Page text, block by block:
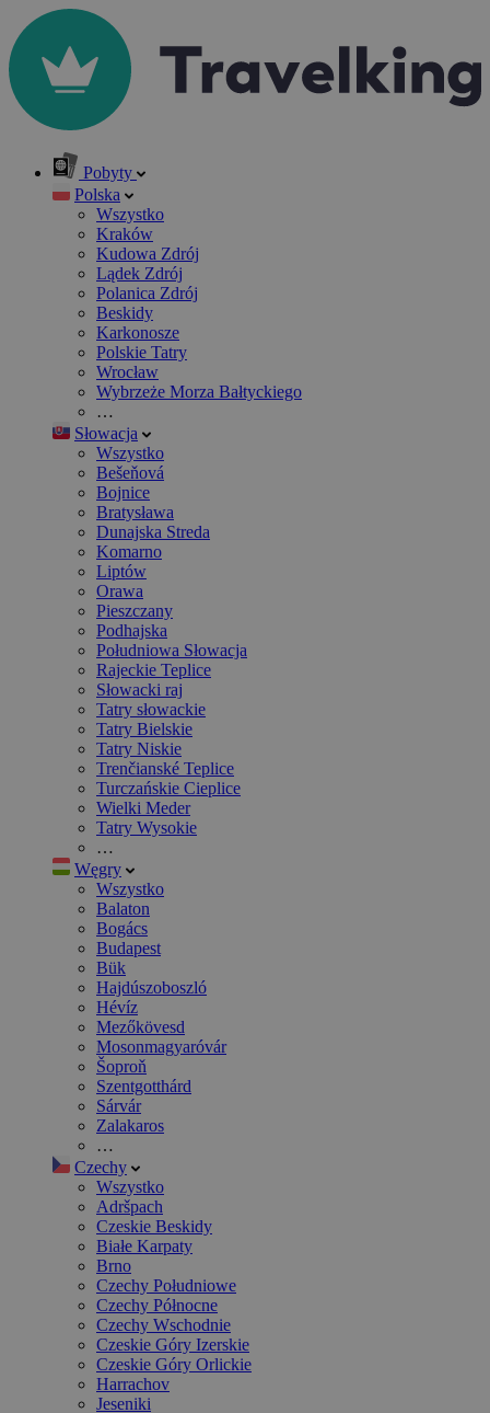
Pobyty
Polska
Wszystko
Kraków
Kudowa Zdrój
Lądek Zdrój
Polanica Zdrój
Beskidy
Karkonosze
Polskie Tatry
Wrocław
Wybrzeże Morza Bałtyckiego
…
Słowacja
Wszystko
Bešeňová
Bojnice
Bratysława
Dunajska Streda
Komarno
Liptów
Orawa
Pieszczany
Podhajska
Południowa Słowacja
Rajeckie Teplice
Słowacki raj
Tatry słowackie
Tatry Bielskie
Tatry Niskie
Trenčianské Teplice
Turczańskie Cieplice
Wielki Meder
Tatry Wysokie
…
Węgry
Wszystko
Balaton
Bogács
Budapest
Bük
Hajdúszoboszló
Hévíz
Mezőkövesd
Mosonmagyaróvár
Šoproň
Szentgotthárd
Sárvár
Zalakaros
…
Czechy
Wszystko
Adršpach
Czeskie Beskidy
Białe Karpaty
Brno
Czechy Południowe
Czechy Północne
Czechy Wschodnie
Czeskie Góry Izerskie
Czeskie Góry Orlickie
Harrachov
Jeseniki